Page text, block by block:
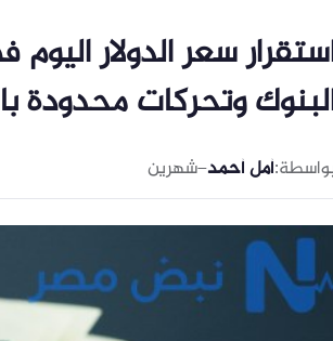
وتحركات محدودة
أمل أحمد–شهرين